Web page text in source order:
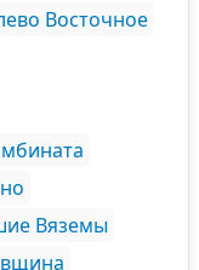
Восточное
Вяземы